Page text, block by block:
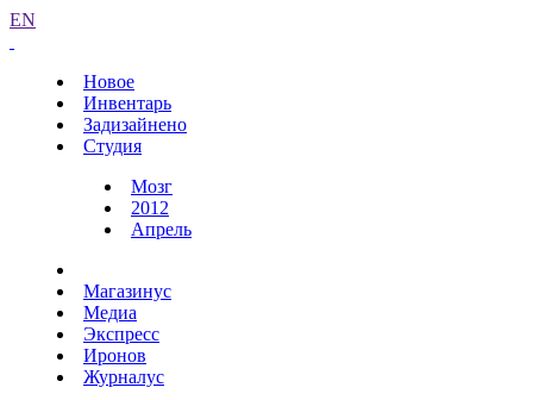
EN
Новое
Инвентарь
Задизайнено
Студия
Мозг
2012
Апрель
Магазинус
Медиа
Экспресс
Иронов
Журналус